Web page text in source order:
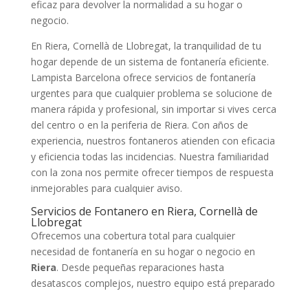
eficaz para devolver la normalidad a su hogar o
negocio.
En Riera, Cornellà de Llobregat, la tranquilidad de tu
hogar depende de un sistema de fontanería eficiente.
Lampista Barcelona ofrece servicios de fontanería
urgentes para que cualquier problema se solucione de
manera rápida y profesional, sin importar si vives cerca
del centro o en la periferia de Riera. Con años de
experiencia, nuestros fontaneros atienden con eficacia
y eficiencia todas las incidencias. Nuestra familiaridad
con la zona nos permite ofrecer tiempos de respuesta
inmejorables para cualquier aviso.
Servicios de Fontanero en Riera, Cornellà de
Llobregat
Ofrecemos una cobertura total para cualquier
necesidad de fontanería en su hogar o negocio en
Riera. Desde pequeñas reparaciones hasta
desatascos complejos, nuestro equipo está preparado